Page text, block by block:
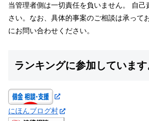
当管理者側は一切責任を負いません。 自己
さい。なお、具体的事案のご相談は承って
にお問い合わせください。
ランキングに参加しています
にほんブログ村